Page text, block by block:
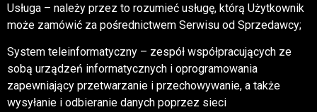
Usługa – należy przez to rozumieć usługę, którą Użytkownik
może zamówić za pośrednictwem Serwisu od Sprzedawcy;
System teleinformatyczny – zespół współpracujących ze
sobą urządzeń informatycznych i oprogramowania
zapewniający przetwarzanie i przechowywanie, a także
wysyłanie i odbieranie danych poprzez sieci